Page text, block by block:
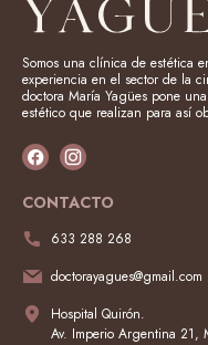
Somos una clínica de estética
experiencia en el sector de la
doctora María Yagües pone
estético que realizan para así
CONTACTO
633 288 268
doctorayagues@gmail.com
Hospital Quirón.
Av. Imperio Argentina 21,